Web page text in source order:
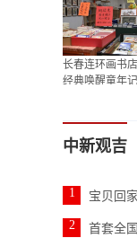
长春连环画书
经典唤醒童年
中新观吉
1 宝贝回
2 首套全